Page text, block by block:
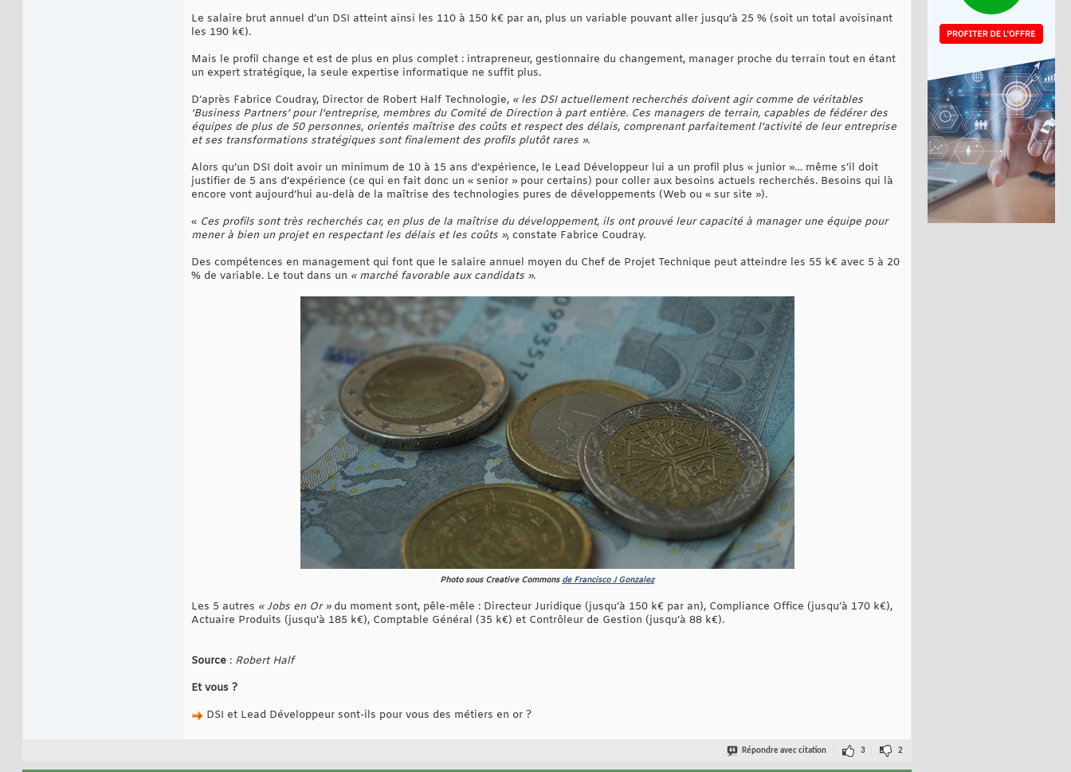
Le salaire brut annuel d’un DSI atteint ainsi les 110 à 150 k€ par an, plus un variable pouvant aller jusqu’à 25 % (soit un total avoisinant
les 190 k€).
Mais le profil change et est de plus en plus complet : intrapreneur, gestionnaire du changement, manager proche du terrain tout en étant
un expert stratégique, la seule expertise informatique ne suffit plus.
D’après Fabrice Coudray, Director de Robert Half Technologie, « les DSI actuellement recherchés doivent agir comme de véritables
‘Business Partners’ pour l’entreprise, membres du Comité de Direction à part entière. Ces managers de terrain, capables de fédérer des
équipes de plus de 50 personnes, orientés maîtrise des coûts et respect des délais, comprenant parfaitement l’activité de leur entreprise
et ses transformations stratégiques sont finalement des profils plutôt rares ».
Alors qu’un DSI doit avoir un minimum de 10 à 15 ans d’expérience, le Lead Développeur lui a un profil plus « junior »… même s’il doit
justifier de 5 ans d’expérience (ce qui en fait donc un « senior » pour certains) pour coller aux besoins actuels recherchés. Besoins qui là
encore vont aujourd’hui au-delà de la maîtrise des technologies pures de développements (Web ou « sur site »).
« Ces profils sont très recherchés car, en plus de la maîtrise du développement, ils ont prouvé leur capacité à manager une équipe pour
mener à bien un projet en respectant les délais et les coûts », constate Fabrice Coudray.
Des compétences en management qui font que le salaire annuel moyen du Chef de Projet Technique peut atteindre les 55 k€ avec 5 à 20
% de variable. Le tout dans un « marché favorable aux candidats ».
Photo sous Creative Commons de Francisco J Gonzalez
Les 5 autres « Jobs en Or »du moment sont, pêle-mêle : Directeur Juridique (jusqu’à 150 k€ par an), Compliance Office (jusqu’à 170 k€),
Actuaire Produits (jusqu’à 185 k€), Comptable Général (35 k€) et Contrôleur de Gestion (jusqu’à 88 k€).
Source : Robert Half
Et vous ?
DSI et Lead Développeur sont-ils pour vous des métiers en or ?
Répondre avec citation 3 2